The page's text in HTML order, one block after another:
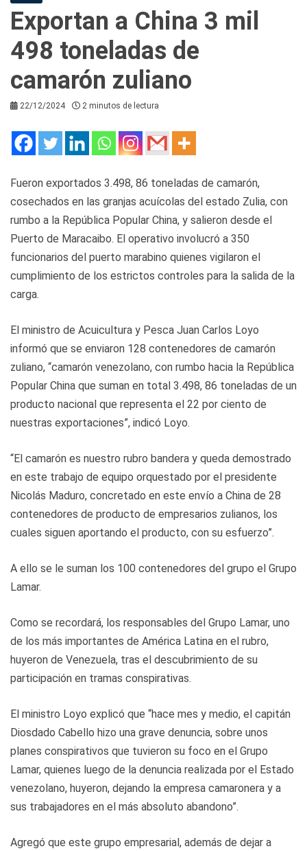
Exportan a China 3 mil
498 toneladas de
camarón zuliano
22/12/2024 2 minutos de lectura
Fueron exportados 3.498, 86 toneladas de camarón,
cosechados en las granjas acuícolas del estado Zulia, con
rumbo a la República Popular China, y salieron desde el
Puerto de Maracaibo. El operativo involucró a 350
funcionarios del puerto marabino quienes vigilaron el
cumplimiento de los estrictos controles para la salida de la
carga.
El ministro de Acuicultura y Pesca Juan Carlos Loyo
informó que se enviaron 128 contenedores de camarón
zuliano, “camarón venezolano, con rumbo hacia la República
Popular China que suman en total 3.498, 86 toneladas de un
producto nacional que representa el 22 por ciento de
nuestras exportaciones”, indicó Loyo.
“El camarón es nuestro rubro bandera y queda demostrado
en este trabajo de equipo orquestado por el presidente
Nicolás Maduro, concretado en este envío a China de 28
contenedores de producto de empresarios zulianos, los
cuales siguen aportando el producto, con su esfuerzo”.
A ello se le suman los 100 contenedores del grupo el Grupo
Lamar.
Como se recordará, los responsables del Grupo Lamar, uno
de los más importantes de América Latina en el rubro,
huyeron de Venezuela, tras el descubrimiento de su
participación en tramas conspirativas.
El ministro Loyo explicó que “hace mes y medio, el capitán
Diosdado Cabello hizo una grave denuncia, sobre unos
planes conspirativos que tuvieron su foco en el Grupo
Lamar, quienes luego de la denuncia realizada por el Estado
venezolano, huyeron, dejando la empresa camaronera y a
sus trabajadores en el más absoluto abandono”.
Agregó que este grupo empresarial, además de dejar a